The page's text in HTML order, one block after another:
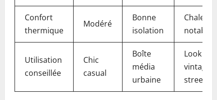
Confort
thermique
Modéré
Bonne
isolation
Chaleur
notable
Utilisation
conseillée
Chic
casual
Boîte
média
urbaine
Look
vintage
street